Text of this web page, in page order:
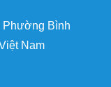
Phường Bình
Nam